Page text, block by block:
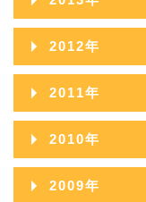
2022年01月
2021年02月
2021年01月
2020年03月
2020年02月
2020年01月
2019年05月
2019年03月
2019年02月
2019年01月
2018年06月
2018年05月
2018年03月
2018年02月
2017年07月
2017年06月
2017年05月
2017年03月
2016年09月
2016年08月
2016年07月
2016年06月
2016年05月
2015年10月
2015年09月
2015年08月
2015年07月
2015年06月
2014年11月
2014年10月
2014年09月
2014年08月
2014年07月
2013年12月
2013年11月
2013年10月
2013年09月
2013年08月
2012年
2012年12月
2012年11月
2012年10月
2012年09月
2011年
2011年12月
2011年11月
2010年
2010年12月
2009年